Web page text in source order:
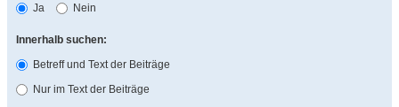
Ja
Nein
Innerhalb suchen:
Betreff und Text der Beiträge
Nur im Text der Beiträge